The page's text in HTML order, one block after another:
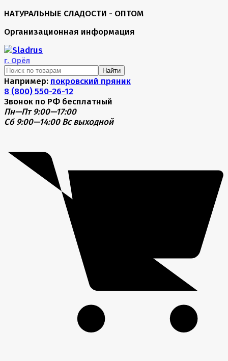
НАТУРАЛЬНЫЕ СЛАДОСТИ - ОПТОМ
Организационная информация
г. Орёл
Найти
Например: покровский пряник
8 (800) 550-26-12
Звонок по РФ бесплатный
Пн—Пт 9:00—17:00
Сб 9:00—14:00 Вс выходной